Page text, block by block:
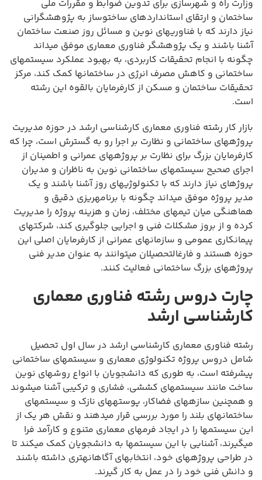
وزارت راه و شهرسازی برای تدوین ضوابط و مقررات ملی
ساختمان و ارتقای استانداردهای ساختوساز به پژوهشگرانی
نیاز دارند که با فناوریهای نوین و مسائل روز صنعت ساختمان
آشنا باشند و یک پژوهشگر فناوری معماری موفق میداند
چگونه با انجام تحقیقات کاربردی، به بهبود عملکرد سیستمهای
ساختمانی و کاهش مصرف انرژی در ساختمانها کمک کند، مرکز
تحقیقات ساختمان و مسکن از کارفرمایان بالقوه این رشته
است.
بازار کار رشته فناوری معماری کارشناسی ارشد در حوزه مدیریت
پروژههای ساختمانی و نظارت بر اجرا رو به گسترش است، چرا که
کارفرمایان بزرگ برای نظارت بر پروژههای عمرانی و اطمینان از
اجرای صحیح سیستمهای ساختمانی نوین به ناظران و مدیران
پروژهای نیاز دارند که با تکنولوژیهای روز آشنا باشند و یک
مدیر پروژه موفق میداند چگونه با برنامهریزی دقیق و
هماهنگی میان تیمهای مختلف، زمان و هزینه پروژه را مدیریت
کرده و از بروز مشکلات فنی و اجرایی جلوگیری کند، شرکتهای
پیمانکاری عمومی و سازمانهای عمرانی از کارفرمایان اصلی این
حوزه هستند و فارغالتحصیلان میتوانند به عنوان مدیر فنی
پروژههای بزرگ ساختمانی فعالیت کنند.
چارت دروس رشته فناوری معماری
کارشناسی ارشد
رشته فناوری معماری کارشناسی ارشد در سال اول تحصیل
شامل دروس پروژه تکنولوژی معماری و سیستمهای ساختمانی
پیشرفته است، به طوری که دانشجویان با انواع روشهای نوین
ساخت مانند سیستمهای کششی، فشاری و ترکیبی آشنا میشوند
و همچنین سازههای فضاکار، پوستههای نازک و سیستمهای
ساختمانهای بلند را مورد بررسی قرار میدهند و نقش هر یک از
این سیستمها را در ایجاد فرمهای معماری متنوع و کارآمد فرا
میگیرند، آشنایی با این سیستمها به دانشجویان کمک میکند تا
در طراحی پروژههای خود، انتخابهای آگاهانهتری داشته باشند
و دانش فنی خود را در عمل به کار گیرند.